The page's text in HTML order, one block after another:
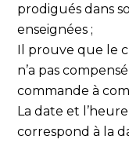
prodigués dans
enseignées ;
Il prouve que le
n’a pas
commande à
La date et
correspond à la